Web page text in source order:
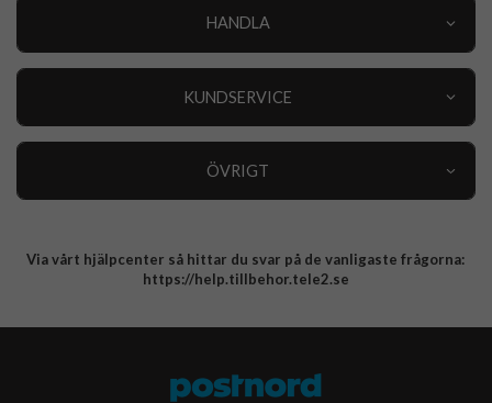
HANDLA
KUNDSERVICE
ÖVRIGT
Integritetspolicy
Via vårt hjälpcenter så hittar du svar på de vanligaste frågorna:
https://help.tillbehor.tele2.se